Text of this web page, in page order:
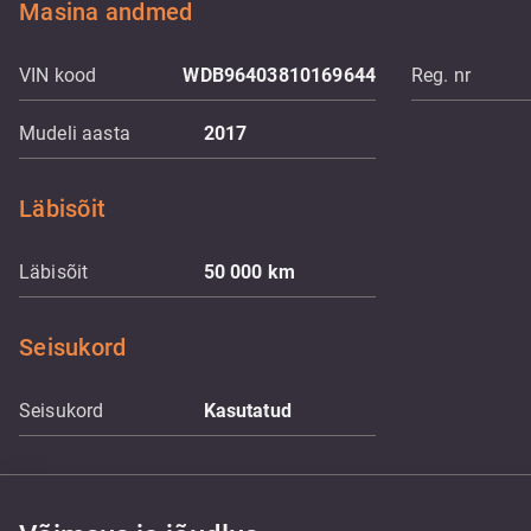
Masina andmed
VIN kood WDB96403810169644 Reg. nr
Mudeli aasta 2017
Läbisõit
Läbisõit 50 000 km
Seisukord
Seisukord Kasutatud